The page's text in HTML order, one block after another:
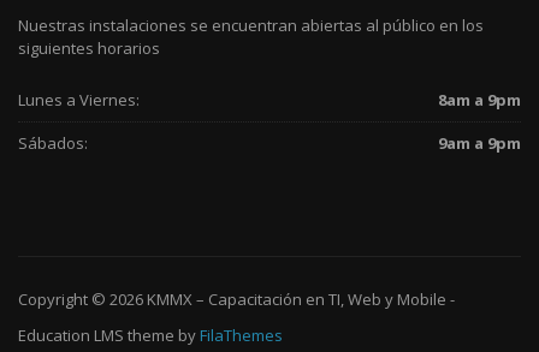
Nuestras instalaciones se encuentran abiertas al público en los
siguientes horarios
Lunes a Viernes:
8am a 9pm
Sábados:
9am a 9pm
Copyright © 2026 KMMX – Capacitación en TI, Web y Mobile -
Education LMS theme by FilaThemes